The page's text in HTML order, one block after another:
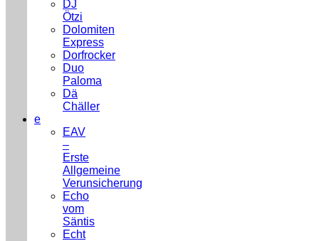
DJ
Ötzi
Dolomiten
Express
Dorfrocker
Duo
Paloma
Dä
Chäller
e
EAV
–
Erste
Allgemeine
Verunsicherung
Echo
vom
Säntis
Echt